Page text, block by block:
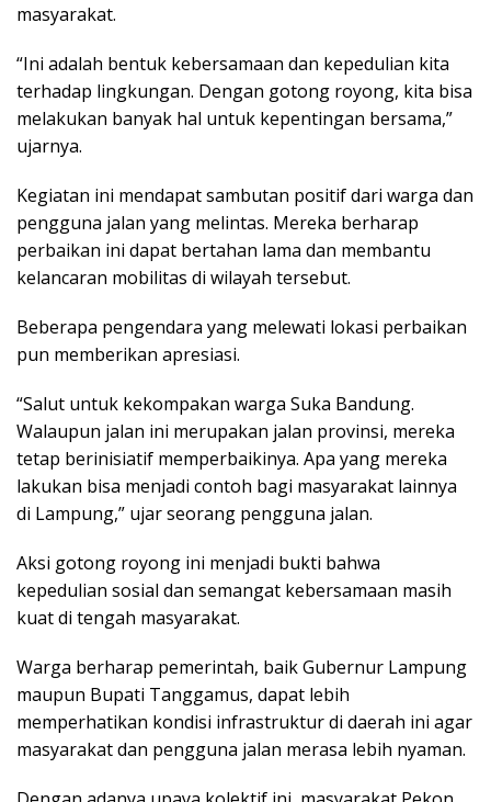
masyarakat.
“Ini adalah bentuk kebersamaan dan kepedulian kita
terhadap lingkungan. Dengan gotong royong, kita bisa
melakukan banyak hal untuk kepentingan bersama,”
ujarnya.
Kegiatan ini mendapat sambutan positif dari warga dan
pengguna jalan yang melintas. Mereka berharap
perbaikan ini dapat bertahan lama dan membantu
kelancaran mobilitas di wilayah tersebut.
Beberapa pengendara yang melewati lokasi perbaikan
pun memberikan apresiasi.
“Salut untuk kekompakan warga Suka Bandung.
Walaupun jalan ini merupakan jalan provinsi, mereka
tetap berinisiatif memperbaikinya. Apa yang mereka
lakukan bisa menjadi contoh bagi masyarakat lainnya
di Lampung,” ujar seorang pengguna jalan.
Aksi gotong royong ini menjadi bukti bahwa
kepedulian sosial dan semangat kebersamaan masih
kuat di tengah masyarakat.
Warga berharap pemerintah, baik Gubernur Lampung
maupun Bupati Tanggamus, dapat lebih
memperhatikan kondisi infrastruktur di daerah ini agar
masyarakat dan pengguna jalan merasa lebih nyaman.